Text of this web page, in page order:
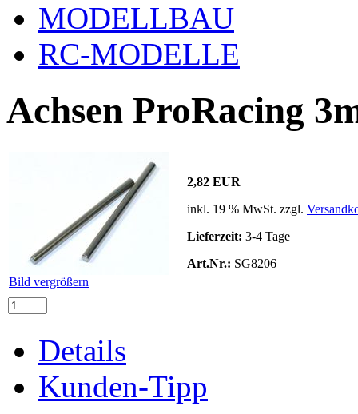
MODELLBAU
RC-MODELLE
Achsen ProRacing
Bild vergrößern
2,82 EUR
inkl. 19 % MwSt. zzgl.
Lieferzeit: 3-4 Tage
Art.Nr.: SG8206
Details
Kunden-Tipp